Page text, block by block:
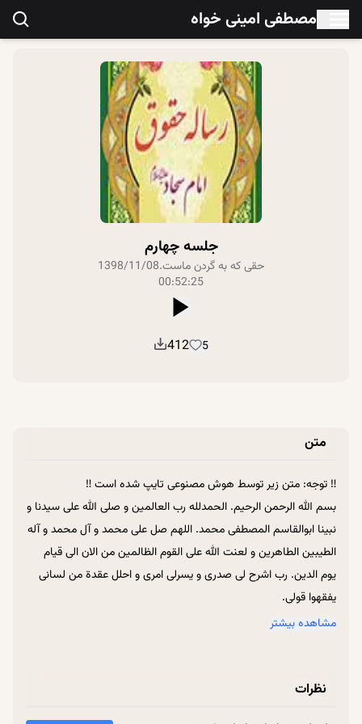
مصطفی امینی خواه
جلسه چهارم
حقی که به گردن ماست.
1398/11/08
00:52:25
5
412
متن
‼ توجه: متن زیر توسط هوش مصنوعی تایپ شده است ‼
بسم الله الرحمن الرحیم. الحمدلله رب العالمین و صلی الله علی سیدنا و
نبینا ابوالقاسم المصطفی محمد. اللهم صل علی محمد و آل محمد و آله
الطیبین الطاهرین و لعنت الله علی القوم الظالمین من الان الی قیام
یوم الدین. رب اشرح لی صدری و یسرلی امری و احلل عقدة من لسانی
یفقهوا قولی.
برخی بزرگان می‌فرمودند: «ما یک ساعت سخنرانی که می‌کنیم هشت
می‌شویم. *«آمدیم و مثلاً با کسی صحبت کردیم، تازه این حرف‌هایی که
مشاهده بیشتر
نظرات